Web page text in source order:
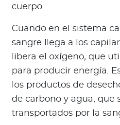
cuerpo.
Cuando en el sistema
sangre llega a los
libera el oxígeno, que
para producir energía.
los productos de
de carbono y agua, que
transportados por la